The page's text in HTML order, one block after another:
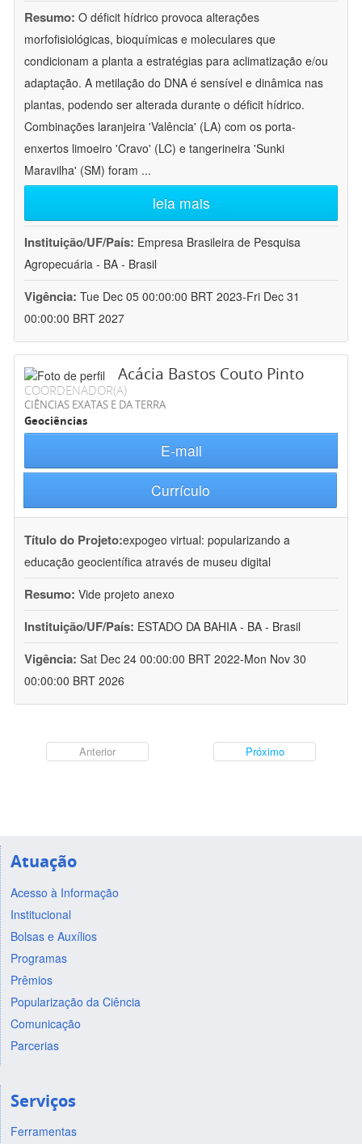
Resumo: O déficit hídrico provoca alterações
morfofisiológicas, bioquímicas e moleculares que
condicionam a planta a estratégias para aclimatização e/ou
adaptação. A metilação do DNA é sensível e dinâmica nas
plantas, podendo ser alterada durante o déficit hídrico.
Combinações laranjeira 'Valência' (LA) com os porta-
enxertos limoeiro 'Cravo' (LC) e tangerineira 'Sunki
Maravilha' (SM) foram ...
leia mais
Instituição/UF/País: Empresa Brasileira de Pesquisa
Agropecuária - BA - Brasil
Vigência: Tue Dec 05 00:00:00 BRT 2023-Fri Dec 31
00:00:00 BRT 2027
Acácia Bastos Couto Pinto
COORDENADOR(A)
CIÊNCIAS EXATAS E DA TERRA
Geociências
E-mail
Currículo
Título do Projeto:expogeo virtual: popularizando a
educação geocientífica através de museu digital
Resumo: Vide projeto anexo
Instituição/UF/País: ESTADO DA BAHIA - BA - Brasil
Vigência: Sat Dec 24 00:00:00 BRT 2022-Mon Nov 30
00:00:00 BRT 2026
Anterior Próximo
Atuação
Acesso à Informação
Institucional
Bolsas e Auxílios
Programas
Prêmios
Popularização da Ciência
Comunicação
Parcerias
Serviços
Ferramentas